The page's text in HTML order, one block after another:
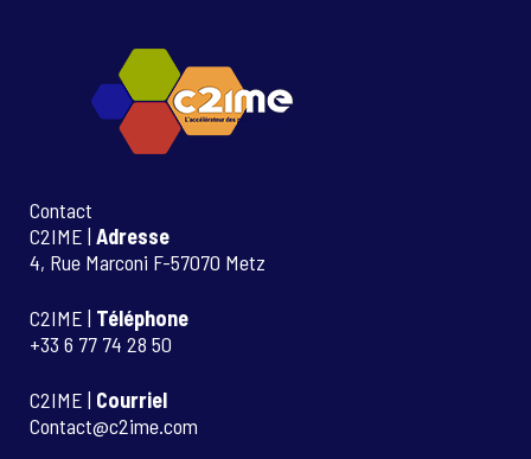
Contact
C2IME | Adresse
4, Rue Marconi F-57070 Metz
C2IME | Téléphone
+33 6 77 74 28 50
C2IME | Courriel
Contact@c2ime.com